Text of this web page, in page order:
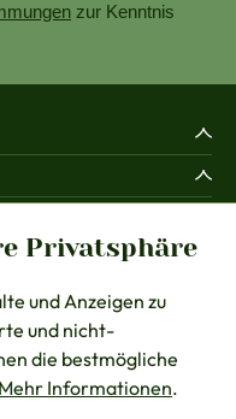
zur Kenntnis
Privatsphäre
und Anzeigen zu
und nicht-
die bestmögliche
Mehr Informationen.